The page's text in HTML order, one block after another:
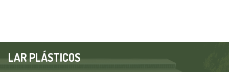
LAR PLÁSTICOS